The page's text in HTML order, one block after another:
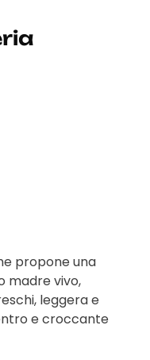
propone una
madre vivo,
leggera e
e croccante